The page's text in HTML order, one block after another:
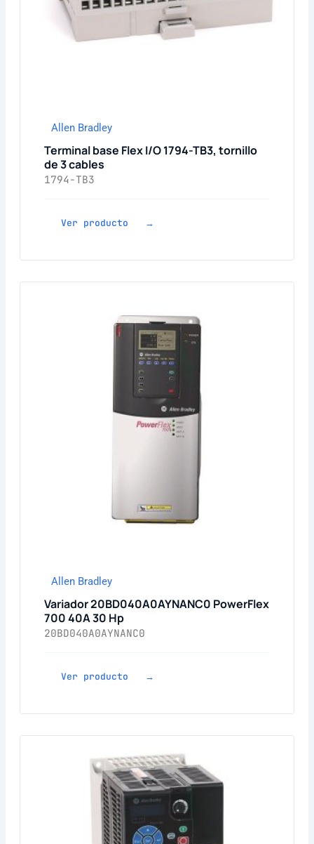
Allen Bradley
Terminal base Flex I/O 1794-TB3, tornillo
de 3 cables
1794-TB3
Ver producto →
Allen Bradley
Variador 20BD040A0AYNANC0 PowerFlex
700 40A 30 Hp
20BD040A0AYNANC0
Ver producto →